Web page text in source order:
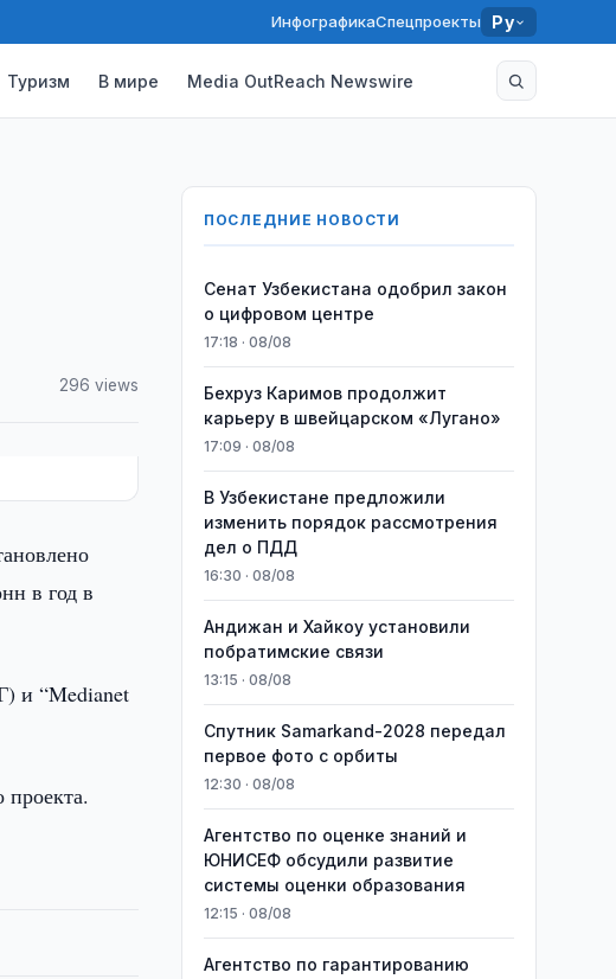
ИнфографикаСпецпроекты Ру
Туризм В мире Media OutReach Newswire
296 views
в год в
и “Medianet
ПОСЛЕДНИЕ НОВОСТИ
Сенат Узбекистана одобрил закон
о цифровом центре
17:18 · 08/08
Бехруз Каримов продолжит
карьеру в швейцарском «Лугано»
17:09 · 08/08
В Узбекистане предложили
изменить порядок рассмотрения
дел о ПДД
16:30 · 08/08
Андижан и Хайкоу установили
побратимские связи
13:15 · 08/08
Спутник Samarkand-2028 передал
первое фото с орбиты
12:30 · 08/08
Агентство по оценке знаний и
ЮНИСЕФ обсудили развитие
системы оценки образования
12:15 · 08/08
Агентство по гарантированию